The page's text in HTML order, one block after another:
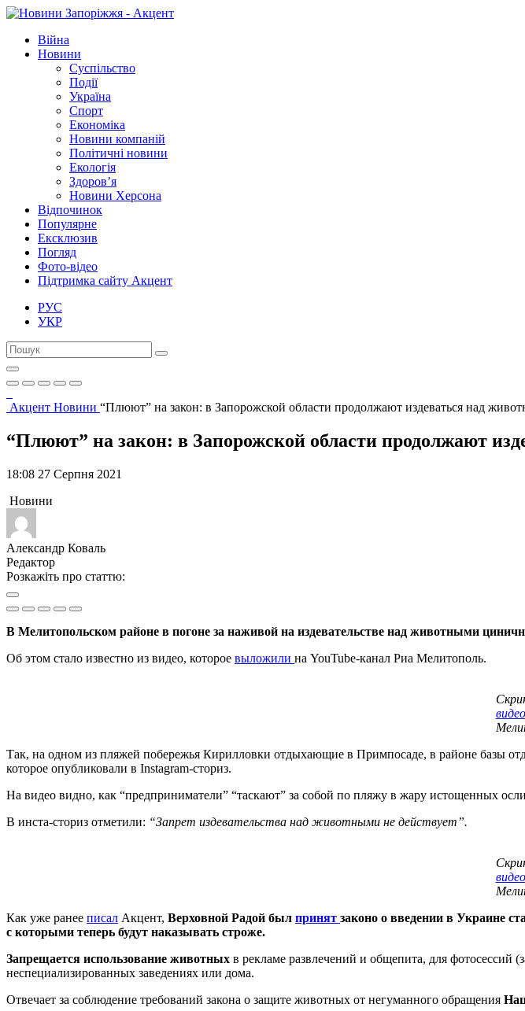
Війна
Новини
Суспільство
Події
Україна
Спорт
Економіка
Новини компаній
Політичні новини
Екологія
Здоров’я
Новини Херсона
Відпочинок
Популярне
Ексклюзив
Погляд
Фото-відео
Підтримка сайту Акцент
РУС
УКР
Акцент Новини “Плюют” на закон: в Запорожской области продолжают издеваться над
“Плюют” на закон: в Запорожской области продолжают
18:08 27 Серпня 2021
Новини
Александр Коваль
Редактор
Розкажіть про статтю:
В Мелитопольском районе в погоне за наживой на издевательстве над животными
Об этом стало известно из видео, которое выложили на YouTube-канал Риа Мелитополь.
видео
Так, на одном из пляжей побережья Кирилловки отдыхающие в Примпосаде, в районе базы
которое опубликовали в Instagram-сториз.
На видео видно, как “предприниматели” “таскают” за собой по пляжу в жару истощенных
В инста-сториз отметили: “Запрет издевательства над животными не действует”.
видео
Как уже ранее писал Акцент, Верховной Радой был принят законо о введении в Украине
с которыми теперь будут наказывать строже.
Запрещается использование животных в рекламе развлечений и общепита, для
неспециализированных заведениях или дома.
Отвечает за соблюдение требований закона о защите животных от негуманного обращения